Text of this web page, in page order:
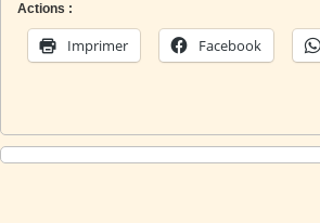
Actions :
Imprimer Facebook